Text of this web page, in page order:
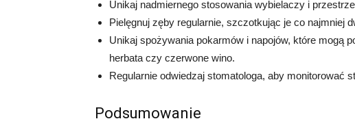
Unikaj nadmiernego stosowania wybielaczy i
Pielęgnuj zęby regularnie, szczotkując je co najmniej
Unikaj spożywania pokarmów i napojów, które mogą
herbata czy czerwone wino.
Regularnie odwiedzaj stomatologa, aby monitorować
Podsumowanie